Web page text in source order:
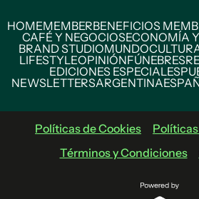
HOMEMEMBERBENEFICIOS
CAFÉ Y NEGOCIOSECONOMÍA
BRAND STUDIOMUNDO
LIFESTYLEOPINIÓNFÚNEBRES
EDICIONES ESPECIALES
NEWSLETTERSARGENTINA
Políticas de Cookies
Términos y Condiciones